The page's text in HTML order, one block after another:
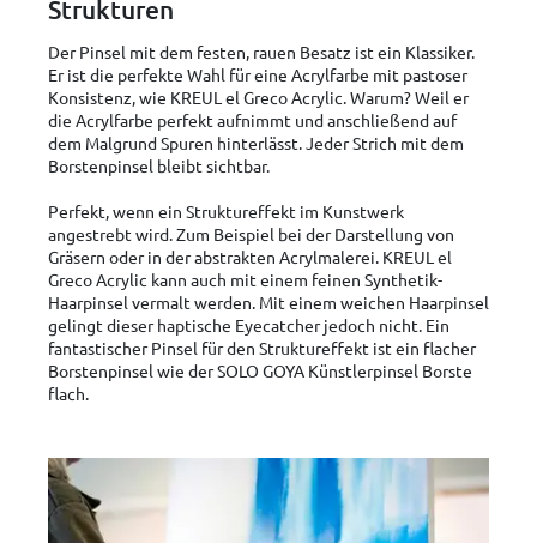
Strukturen
Der Pinsel mit dem festen, rauen Besatz ist ein Klassiker.
Er ist die perfekte Wahl für eine Acrylfarbe mit pastoser
Konsistenz, wie KREUL el Greco Acrylic. Warum? Weil er
die Acrylfarbe perfekt aufnimmt und anschließend auf
dem Malgrund Spuren hinterlässt. Jeder Strich mit dem
Borstenpinsel bleibt sichtbar.
Perfekt, wenn ein Struktureffekt im Kunstwerk
angestrebt wird. Zum Beispiel bei der Darstellung von
Gräsern oder in der abstrakten Acrylmalerei. KREUL el
Greco Acrylic kann auch mit einem feinen Synthetik-
Haarpinsel vermalt werden. Mit einem weichen Haarpinsel
gelingt dieser haptische Eyecatcher jedoch nicht. Ein
fantastischer Pinsel für den Struktureffekt ist ein flacher
Borstenpinsel wie der SOLO GOYA Künstlerpinsel Borste
flach.